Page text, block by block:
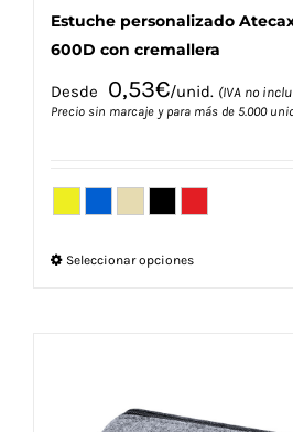
Estuche personalizado
600D con cremallera
Desde 0,53€/unid. (IVA no
Precio sin marcaje y para más de 5.000
Seleccionar opcionesEste